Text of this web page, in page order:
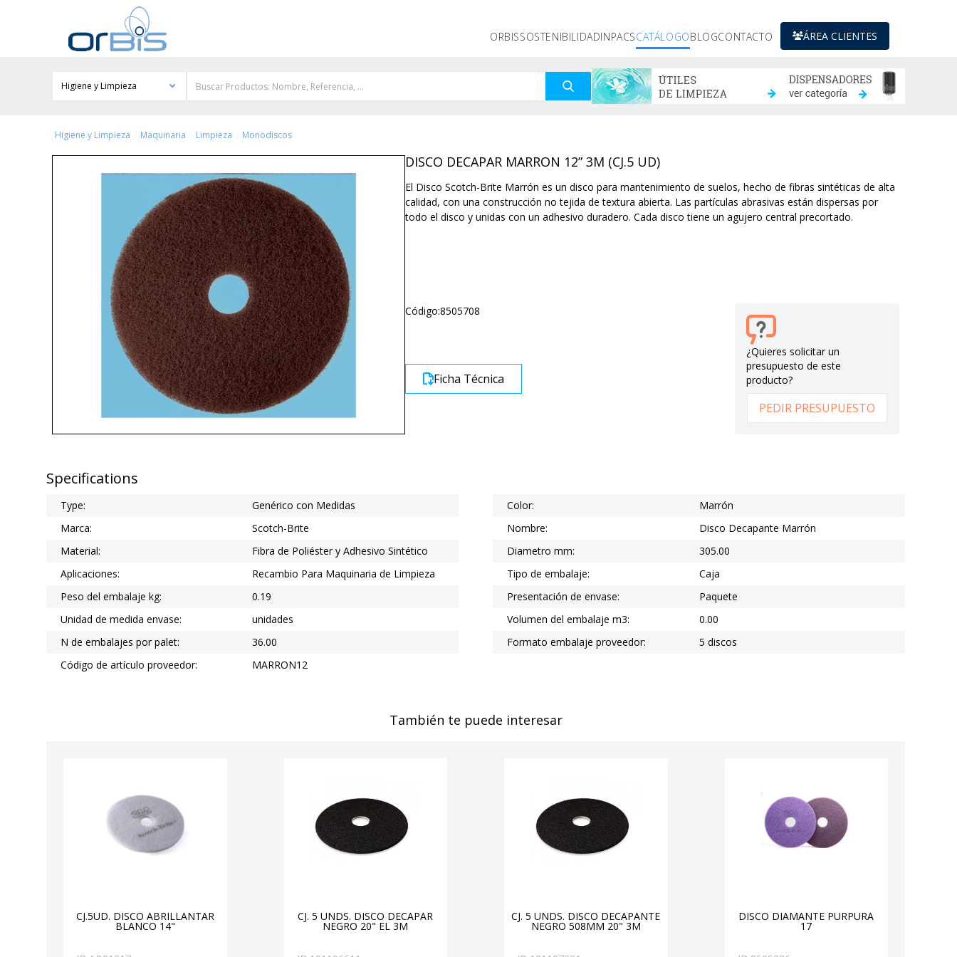
ORBISSOSTENIBILIDADINPACSCATÁLOGOBLOGCONTACTO ÁREA CLIENTES
Higiene y Limpieza
Higiene y Limpieza Maquinaria Limpieza Monodiscos
DISCO DECAPAR MARRON 12” 3M (CJ.5 UD)
El Disco Scotch-Brite Marrón es un disco para mantenimiento de suelos, hecho de fibras sintéticas de alta
calidad, con una construcción no tejida de textura abierta. Las partículas abrasivas están dispersas por
todo el disco y unidas con un adhesivo duradero. Cada disco tiene un agujero central precortado.
Código:8505708
Ficha Técnica
¿Quieres solicitar un
presupuesto de este
producto?
PEDIR PRESUPUESTO
Specifications
Type: Genérico con Medidas Color:
Marrón
Marca:
Scotch-Brite Nombre:
Disco Decapante Marrón
Material:
Fibra de Poliéster y Adhesivo Sintético Diametro mm:
305.00
Aplicaciones:
Recambio Para Maquinaria de Limpieza Tipo de embalaje:
Caja
Peso del embalaje kg:
0.19 Presentación de envase:
Paquete
Unidad de medida envase:
unidades Volumen del embalaje m3:
0.00
N de embalajes por palet:
36.00 Formato embalaje proveedor:
5 discos
Código de artículo proveedor:
MARRON12
También te puede interesar
CJ.5UD. DISCO ABRILLANTAR
BLANCO 14"
CJ. 5 UNDS. DISCO DECAPAR
NEGRO 20" EL 3M
CJ. 5 UNDS. DISCO DECAPANTE
NEGRO 508MM 20" 3M
DISCO DIAMANTE PURPURA
17